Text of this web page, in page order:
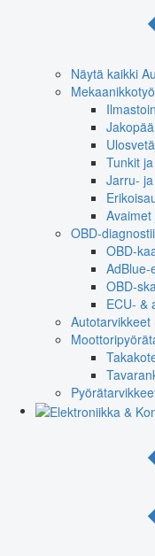
Näytä kaikki
Tunkit
Jarru-
OBD-
OBD-
AdBlue-
OBD-
ECU- &
Autotarvikkeet